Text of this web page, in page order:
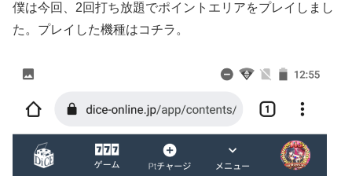
僕は今回、2回打ち放題でポイントエリアをプレイしまし
た。 プレイした機種はコチラ。